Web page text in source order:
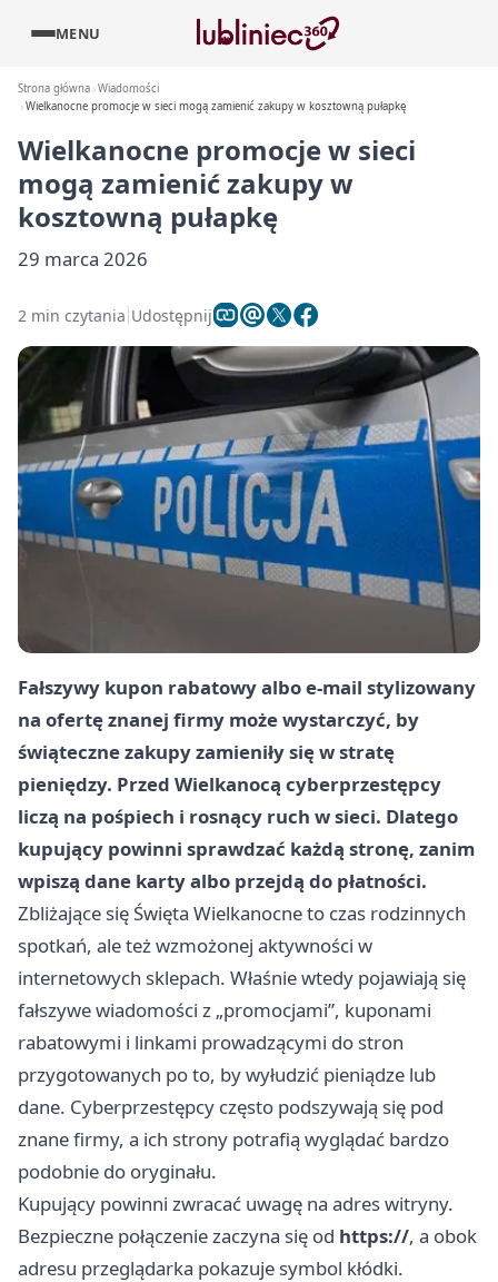
MENU
Strona główna Wiadomości
Wielkanocne promocje w sieci mogą zamienić zakupy w kosztowną pułapkę
Wielkanocne promocje w sieci
mogą zamienić zakupy w
kosztowną pułapkę
29 marca 2026
2 min czytania Udostępnij
Fałszywy kupon rabatowy albo e-mail stylizowany
na ofertę znanej firmy może wystarczyć, by
świąteczne zakupy zamieniły się w stratę
pieniędzy. Przed Wielkanocą cyberprzestępcy
liczą na pośpiech i rosnący ruch w sieci. Dlatego
kupujący powinni sprawdzać każdą stronę, zanim
wpiszą dane karty albo przejdą do płatności.
Zbliżające się Święta Wielkanocne to czas rodzinnych
spotkań, ale też wzmożonej aktywności w
internetowych sklepach. Właśnie wtedy pojawiają się
fałszywe wiadomości z „promocjami”, kuponami
rabatowymi i linkami prowadzącymi do stron
przygotowanych po to, by wyłudzić pieniądze lub
dane. Cyberprzestępcy często podszywają się pod
znane firmy, a ich strony potrafią wyglądać bardzo
podobnie do oryginału.
Kupujący powinni zwracać uwagę na adres witryny.
Bezpieczne połączenie zaczyna się od https://, a obok
adresu przeglądarka pokazuje symbol kłódki.